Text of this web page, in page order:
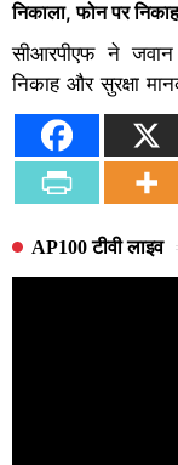
निकाला, फोन पर
सीआरपीएफ ने
निकाह और सुरक्षा
AP100 टीवी लाइव